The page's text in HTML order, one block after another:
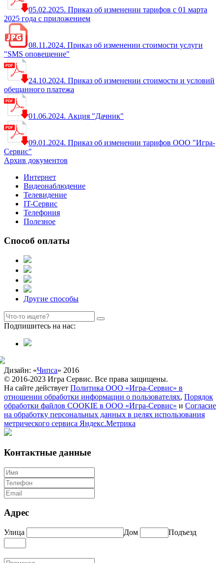
05.02.2025. Приказ об изменении тарифов с 01 марта
2025 года с приложением
08.11.2024. Приказ об изменении стоимости услуги
"SMS оповещение"
24.10.2024. Приказ об изменении стоимости и условий
обещанного платежа
01.06.2024. Акция "Дачник"
09.01.2024. Приказ об изменении тарифов ООО "Игра-
Сервис"
Архив документов
Интернет
Видеонаблюдение
Телевидение
IT-Сервис
Телефония
Полезное
Способ оплаты
Другие способы
Подпишитесь на нас:
Дизайн: «Чипса» 2016
© 2016-2023 Игра Сервис. Все права защищены.
На сайте действует Политика ООО «Игра-Сервис» в
отношении обработки информации о пользователях, Порядок
обработки файлов COOKIE в ООО «Игра-Сервис» и Согласие
на обработку персональных данных в целях использования
метрического сервиса Яндекс.Метрика
Контактные данные
Адрес
Улица Дом Подъезд